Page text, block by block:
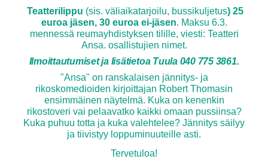
Teatterilippu (sis. väliaikatarjoilu, bussikuljetus) 25
euroa jäsen, 30 euroa ei-jäsen. Maksu 6.3.
mennessä reumayhdistyksen tilille, viesti: Teatteri
Ansa. osallistujien nimet.
Ilmoittautumiset ja lisätietoa Tuula 040 775 3861.
"Ansa" on ranskalaisen jännitys- ja
rikoskomedioiden kirjoittajan Robert Thomasin
ensimmäinen näytelmä. Kuka on kenenkin
rikostoveri vai pelaavatko kaikki omaan pussiinsa?
Kuka puhuu totta ja kuka valehtelee? Jännitys säilyy
ja tiivistyy loppuminuuteille asti.
Tervetuloa!